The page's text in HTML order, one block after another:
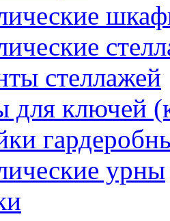
стеллажей
ключей
урны